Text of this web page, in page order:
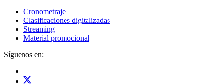
Cronometraje
Clasificaciones digitalizadas
Streaming
Material promocional
Síguenos en: